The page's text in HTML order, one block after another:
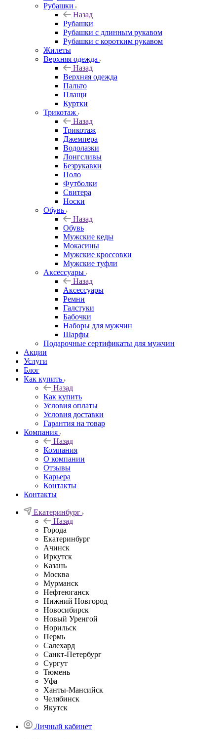
Рубашки
Назад
Рубашки
Рубашки с длинным рукавом
Рубашки с коротким рукавом
Жилеты
Верхняя одежда
Назад
Верхняя одежда
Пальто
Плащи
Куртки
Трикотаж
Назад
Трикотаж
Джемпера
Водолазки
Лонгсливы
Безрукавки
Поло
Футболки
Свитера
Носки
Обувь
Назад
Обувь
Мужские кеды
Мокасины
Мужские кроссовки
Мужские туфли
Аксессуары
Назад
Аксессуары
Ремни
Галстуки
Бабочки
Наборы для мужчин
Шарфы
Подарочные сертификаты для мужчин
Акции
Услуги
Блог
Как купить
Назад
Как купить
Условия оплаты
Условия доставки
Гарантия на товар
Компания
Назад
Компания
О компании
Отзывы
Карьера
Контакты
Контакты
Екатеринбург
Назад
Города
Екатеринбург
Ачинск
Иркутск
Казань
Москва
Мурманск
Нефтеюганск
Нижний Новгород
Новосибирск
Новый Уренгой
Норильск
Пермь
Салехард
Санкт-Петербург
Сургут
Тюмень
Уфа
Ханты-Мансийск
Челябинск
Якутск
Личный кабинет